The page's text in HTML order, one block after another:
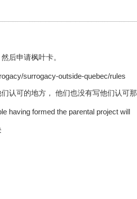
后申请枫叶卡。
surrogacy-outside-quebec/rules
认可的地方， 他们也没有写他们认可那
having formed the parental project will